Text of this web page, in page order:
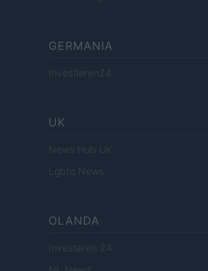
GERMANIA
Investieren24
UK
News Hub UK
Lgbtq News
OLANDA
Investeren 24